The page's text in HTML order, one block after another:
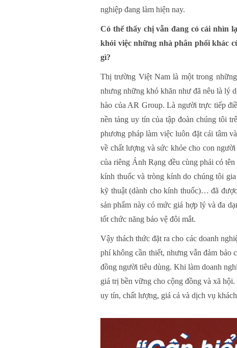
nghiệp đang làm hiện nay.
Có thể thấy chị vẫn đang có cái nhìn
khỏi việc những nhà phân phối khác
gì?
Thị trường Việt Nam là một trong
nhưng những khó khăn như đã nêu là lý
hào của AR Group. Là người trực tiếp
nền tảng uy tín của tập đoàn chúng tôi
phương pháp làm việc luôn đặt cái tâm
về chất lượng và sức khỏe cho con
của riêng Ánh Rạng đều cùng phải có
kính thuốc và tròng kính do chúng tôi
kỹ thuật (dành cho kính thuốc)… đã
sản phẩm này có mức giá hợp lý và đa
tốt chức năng bảo vệ đôi mắt.
Vậy thách thức đặt ra cho các doanh
phí không cần thiết, nhưng vẫn đảm bảo
đồng người tiêu dùng. Khi làm doanh
giá trị bền vững cho cộng đồng và xã
uy tín, chất lượng, giá cả và dịch vụ